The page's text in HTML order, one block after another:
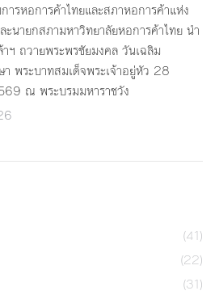
ารหอการค้าไทยและสภาหอการค้าแห่ง
ะนายกสภามหาวิทยาลัยหอการค้าไทย นำ
ฯ ถวายพระพรชัยมงคล วันเฉลิม
พระบาทสมเด็จพระเจ้าอยู่หัว 28
ณ พระบรมมหาราชวัง
(41)
(22)
(31)